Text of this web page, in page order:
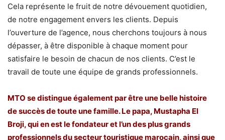
Cela représente le fruit de notre dévouement quotidien,
de notre engagement envers les clients. Depuis
l’ouverture de l’agence, nous cherchons toujours à nous
dépasser, à être disponible à chaque moment pour
satisfaire le besoin de chacun de nos clients. C’est le
travail de toute une équipe de grands professionnels.
MTO se distingue également par être une belle histoire
de succès de toute une famille. Le papa, Mustapha El
Broji, qui en est le fondateur et l’un des plus grands
professionnels du secteur touristique marocain, ainsi que